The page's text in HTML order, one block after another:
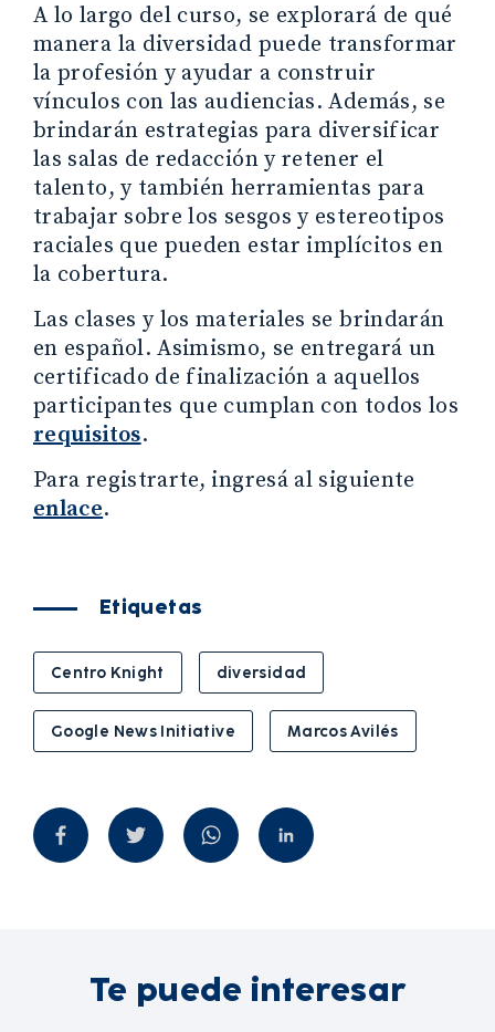
A lo largo del curso, se explorará de qué
manera la diversidad puede transformar
la profesión y ayudar a construir
vínculos con las audiencias. Además, se
brindarán estrategias para diversificar
las salas de redacción y retener el
talento, y también herramientas para
trabajar sobre los sesgos y estereotipos
raciales que pueden estar implícitos en
la cobertura.
Las clases y los materiales se brindarán
en español. Asimismo, se entregará un
certificado de finalización a aquellos
participantes que cumplan con todos los
requisitos.
Para registrarte, ingresá al siguiente
enlace.
Etiquetas
Centro Knight diversidad
Google News Initiative Marcos Avilés
Te puede interesar